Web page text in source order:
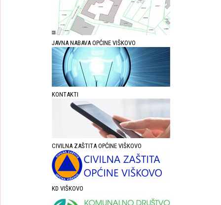
JAVNA NABAVA OPĆINE VIŠKOVO
KONTAKTI
CIVILNA ZAŠTITA OPĆINE VIŠKOVO
KD VIŠKOVO